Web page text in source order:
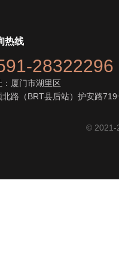
热线
28322296
：厦门市湖里区
北路（BRT县后站）护安路719
© 2021-